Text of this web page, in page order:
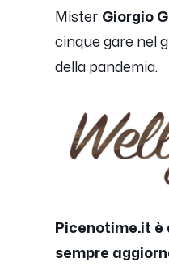
Mister Giorgio
cinque gare nel
della pandemia.
Picenotime.it è
sempre